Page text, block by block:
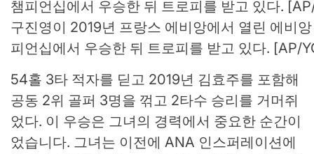
구진영이 2019년 프랑스 에비앙에서 열린 에비
피언십에서 우승한 뒤 트로피를 받고 있다. [AP/
54홀 3타 적자를 딛고 2019년 김효주를 포함해
공동 2위 골퍼 3명을 꺾고 2타수 승리를 거머쥐
었다. 이 우승은 그녀의 경력에서 중요한 순간이
었습니다. 그녀는 이전에 ANA 인스퍼레이션에